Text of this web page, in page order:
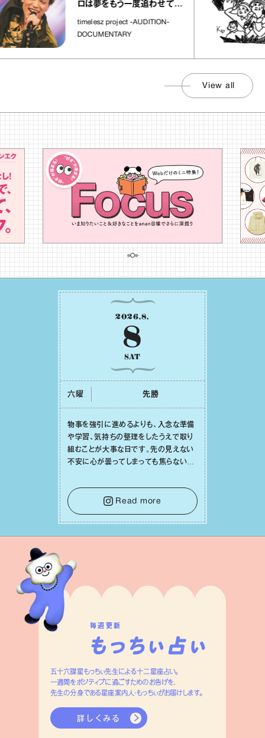
ロは夢をもう一度追わせてく
れた場所」
timelesz project -AUDITION-
DOCUMENTARY
View all
2026.8.
8
SAT
六曜 先勝
物事を強引に進めるよりも、⼊念な準備
や学習、気持ちの整理をしたうえで取り
組むことが⼤事な⽇です。先の⾒えない
不安に⼼が曇ってしまっても焦らない
⾝や疲れていそうな⼈をいたわることに
時間を使いましょう。ここでしっかりとエ
ネルギーを蓄え、困難を乗り越える⼒に
変えましょう。
Read more
毎週更新
五十六謀星もっちぃ先生による十二星座占い。
一週間をポジティブに過ごすためのお告げを、
先生の分身である星座案内人・もっちぃがお届けします。
詳しくみる